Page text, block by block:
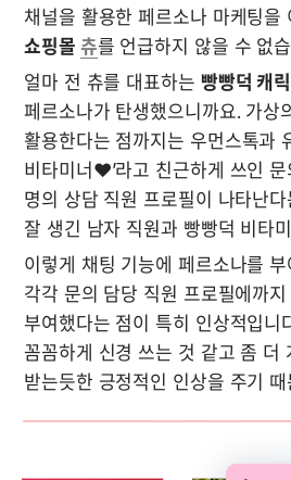
채널을 활용한 페르소나 마케팅을
쇼핑몰 츄를 언급하지 않을 수 없
얼마 전 츄를 대표하는 빵빵덕 캐
페르소나가 탄생했으니까요. 가상
활용한다는 점까지는 우먼스톡과
비타미너❤️’라고 친근하게 쓰인
명의 상담 직원 프로필이 나타난
잘 생긴 남자 직원과 빵빵덕 비타
이렇게 채팅 기능에 페르소나를
각각 문의 담당 직원 프로필에까
부여했다는 점이 특히 인상적입니
꼼꼼하게 신경 쓰는 것 같고 좀 더